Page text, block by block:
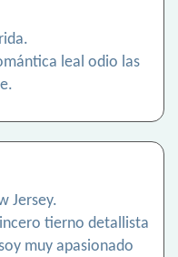
leal odio las
Jersey.
tierno detallista
muy apasionado